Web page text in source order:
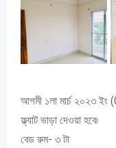
আগমী ১লা মার্চ ২০২৩
ফ্ল্যাট ভাড়া দেওয়া হবে৷
বেড রুম- ৩ টা